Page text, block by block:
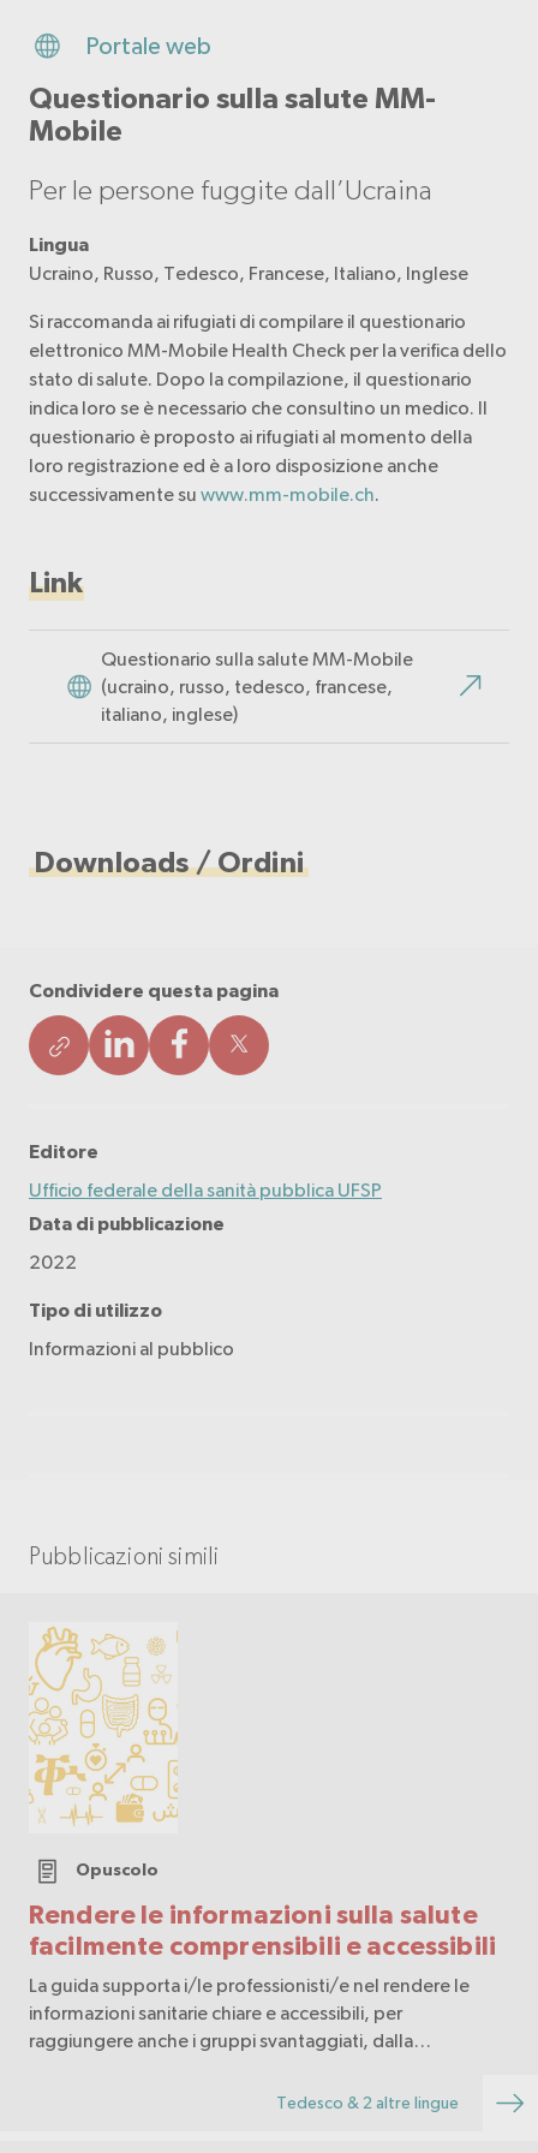
Portale web
Questionario sulla salute MM-
Mobile
Per le persone fuggite dall’Ucraina
Lingua
Ucraino, Russo, Tedesco, Francese, Italiano, Inglese
Si raccomanda ai rifugiati di compilare il questionario
elettronico MM-Mobile Health Check per la verifica dello
stato di salute. Dopo la compilazione, il questionario
indica loro se è necessario che consultino un medico. Il
questionario è proposto ai rifugiati al momento della
loro registrazione ed è a loro disposizione anche
successivamente su www.mm-mobile.ch.
Link
Questionario sulla salute MM-Mobile
(ucraino, russo, tedesco, francese,
italiano, inglese)
Downloads / Ordini
Condividere questa pagina
Editore
Ufficio federale della sanità pubblica UFSP
Data di pubblicazione
2022
Tipo di utilizzo
Informazioni al pubblico
Pubblicazioni simili
Rendere le informazioni sulla salute
facilmente comprensibili e accessibili
Opuscolo
La guida supporta i/le professionisti/e nel rendere le
informazioni sanitarie chiare e accessibili, per
raggiungere anche i gruppi svantaggiati, dalla
Tedesco & 2 altre lingue